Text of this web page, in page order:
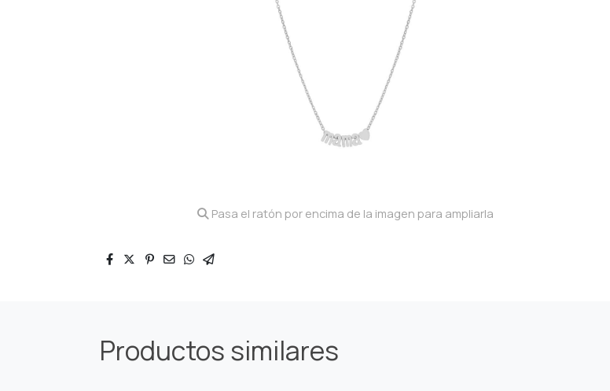
Pasa el ratón por encima de la imagen para ampliarla
Productos similares